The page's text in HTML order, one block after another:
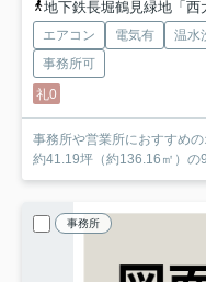
地下鉄長堀鶴見緑地「西
エアコン 電気有 温水
事務所可
礼0
事務所や営業所におすすめ
約41.19坪（約136.16㎡）
事務所